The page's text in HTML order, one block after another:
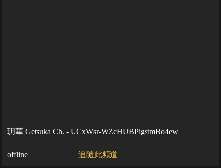
玥華 Getsuka Ch. - UCxWsr-WZcHUBPigstmBo4ew
offline 追隨此頻道